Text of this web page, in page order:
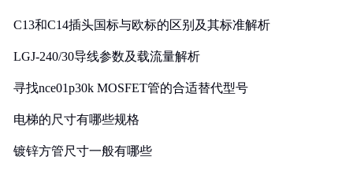
C13和C14插头国标与欧标的区别及其标准解析
LGJ-240/30导线参数及载流量解析
寻找nce01p30k MOSFET管的合适替代型号
电梯的尺寸有哪些规格
镀锌方管尺寸一般有哪些